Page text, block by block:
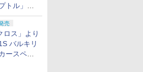
トル」本
売
ロス」より
バルキリ
ースペシ